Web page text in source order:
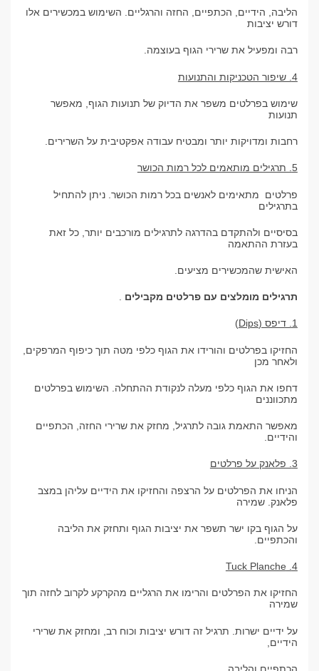
הליבה, הידיים, הכתפיים, החזה והרגליים. השימוש במכשירים אלו
דורש יציבות
רבה ומפעיל את שרירי הגוף בעוצמה.
4. שיפור הטכניקות והתנועות
שימוש בפרלטים משפר את הדיוק של תנועות הגוף, מאפשר
תנועות
רחבות ומדויקות יותר ומבטיח עבודה אפקטיבית על השרירים.
5. תרגילים מותאמים לכל רמות הכושר
פרלטים מתאימים לאנשים בכל רמות הכושר. ניתן להתחיל
בתרגילים
בסיסיים ולהתקדם בהדרגה לתרגילים מורכבים יותר, כל זאת
בעזרת ההתאמה
האישית שהמכשירים מציעים.
תרגילים מומלצים עם פרלטים מקבילים .
1. דיפס (Dips)
החזיקו בפרלטים והורידו את הגוף כלפי מטה תוך כיפוף המרפקים,
ולאחר מכן
דחפו את הגוף כלפי מעלה לנקודת ההתחלה. השימוש בפרלטים
מתכווננים
מאפשר התאמת גובה לתרגיל, מחזק את שרירי החזה, הכתפיים
והידיים.
3. פלאנק על פרלטים
הניחו את הפרלטים על הרצפה והחזיקו את הידיים עליהן במצב
פלאנק. שמירה
על הגוף בקו ישר תשפר את יציבות הגוף ותחזק את הליבה
והכתפיים.
4. Tuck Planche
החזיקו את הפרלטים והרימו את הרגליים מהקרקע לקרוב לחזה תוך
שמירה
על ידיים ישרות. תרגיל זה דורש יציבות וכוח רב, ומחזק את שרירי
הידיים,
הכתפיים והליבה.